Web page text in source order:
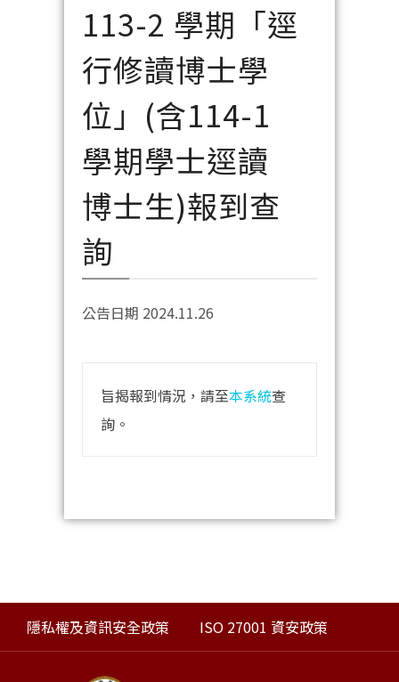
113-2 學期「逕
行修讀博士學
位」(含114-1
學期學士逕讀
博士生)報到查
詢
公告日期 2024.11.26
旨揭報到情況，請至本系統查
詢。
隱私權及資訊安全政策 ISO 27001 資安政策